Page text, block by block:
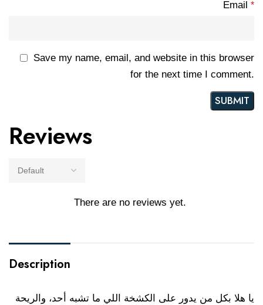
Reviews
There are no reviews yet.
Email *
Save my name, email, and website in this browser
for the next time I comment.
Description
يا هلا بكل من يدور على الكشخة اللي ما تشبه أحد، والريحة